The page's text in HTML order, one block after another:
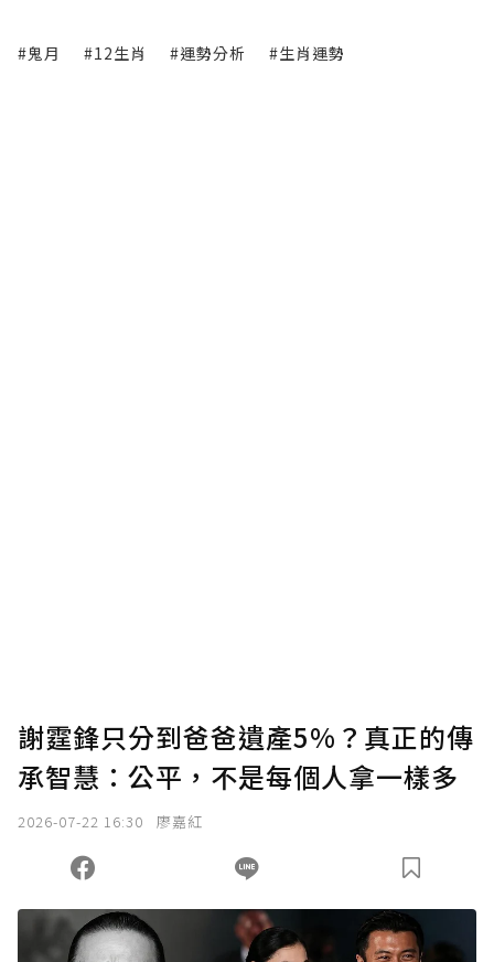
#鬼月 #12生肖 #運勢分析 #生肖運勢
謝霆鋒只分到爸爸遺產5%？真正的傳
承智慧：公平，不是每個人拿一樣多
2026-07-22 16:30 廖嘉紅